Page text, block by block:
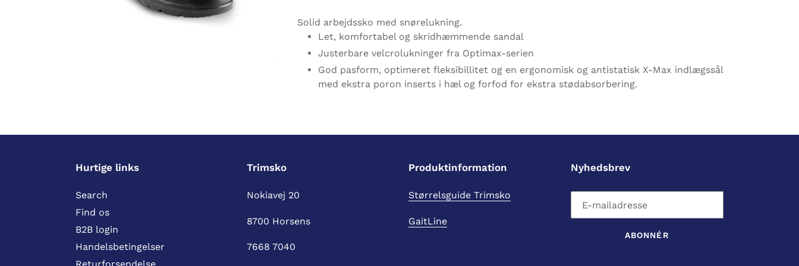
produkt
Solid arbejdssko med snørelukning.
Let, komfortabel og skridhæmmende sandal
Justerbare velcrolukninger fra Optimax-serien
God pasform, optimeret fleksibillitet og en ergonomisk og antistatisk X-Max indlægssål
med ekstra poron inserts i hæl og forfod for ekstra stødabsorbering.
Hurtige links
Search
Find os
B2B login
Handelsbetingelser
Trimsko
Nokiavej 20
8700 Horsens
7668 7040
Produktinformation
Størrelsguide Trimsko
GaitLine
Nyhedsbrev
ABONNÉR